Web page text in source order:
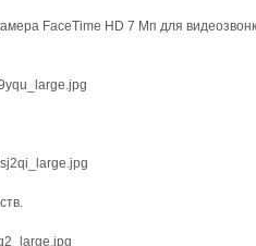
FaceTime HD 7 Мп для